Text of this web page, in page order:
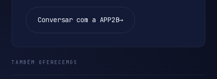
Conversar com a APP2B→
TAMBÉM OFERECEMOS